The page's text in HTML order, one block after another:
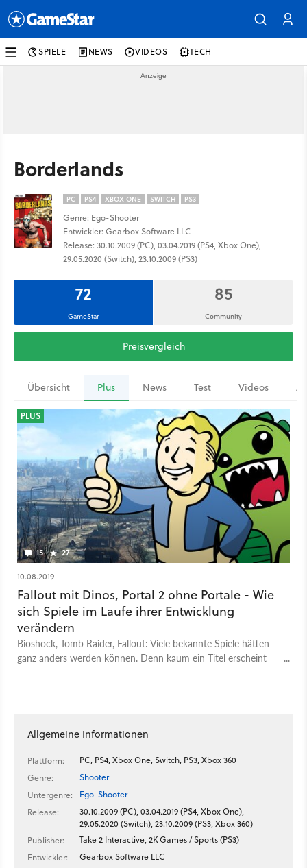
SPIELE NEWS VIDEOS TECH
Borderlands
PC PS4 XBOX ONE SWITCH PS3
Genre: Ego-Shooter
Entwickler: Gearbox Software LLC
Release: 30.10.2009 (PC), 03.04.2019 (PS4, Xbox One),
29.05.2020 (Switch), 23.10.2009 (PS3)
72
GameStar
85
Community
Preisvergleich
Übersicht Plus News Test Videos
15 27
PLUS
10.08.2019
Fallout mit Dinos, Portal 2 ohne Portale - Wie
sich Spiele im Laufe ihrer Entwicklung
verändern
Bioshock, Tomb Raider, Fallout: Viele bekannte Spiele hätten
ganz anders werden können. Denn kaum ein Titel erscheint
Allgemeine Informationen
Plattform:
PC, PS4, Xbox One, Switch, PS3, Xbox 360
Genre:
Shooter
Untergenre:
Ego-Shooter
Release:
30.10.2009 (PC), 03.04.2019 (PS4, Xbox One),
29.05.2020 (Switch), 23.10.2009 (PS3, Xbox 360)
Publisher:
Take 2 Interactive, 2K Games / Sports (PS3)
Entwickler:
Gearbox Software LLC